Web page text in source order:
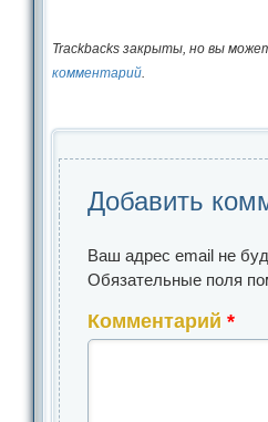
Trackbacks закрыты, но вы
комментарий.
Добавить
Ваш адрес email не
Обязательные поля
Комментарий*